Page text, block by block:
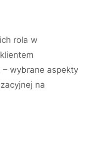
rola w
– wybrane aspekty
na